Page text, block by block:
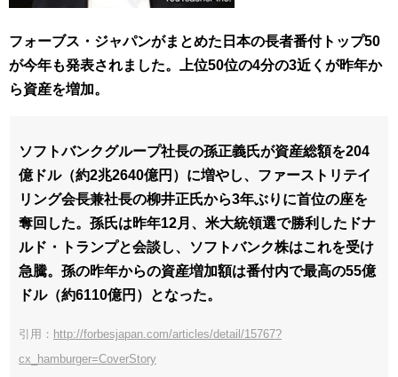
フォーブス・ジャパンがまとめた日本の長者番付トップ50
が今年も発表されました。上位50位の4分の3近くが昨年か
ら資産を増加。
ソフトバンクグループ社長の孫正義氏が資産総額を204
億ドル（約2兆2640億円）に増やし、ファーストリテイ
リング会長兼社長の柳井正氏から3年ぶりに首位の座を
奪回した。孫氏は昨年12月、米大統領選で勝利したドナ
ルド・トランプと会談し、ソフトバンク株はこれを受け
急騰。孫の昨年からの資産増加額は番付内で最高の55億
ドル（約6110億円）となった。
引用： http://forbesjapan.com/articles/detail/15767?
cx_hamburger=CoverStory